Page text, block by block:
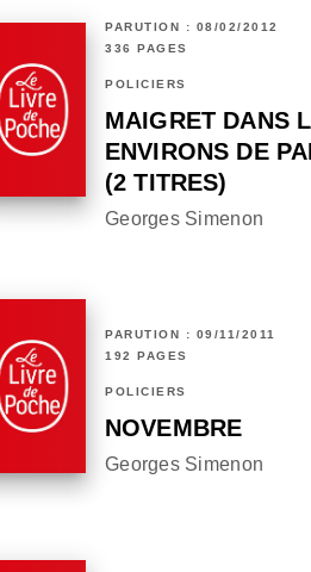
PARUTION : 08/02/2012
336 PAGES
POLICIERS
MAIGRET DANS
ENVIRONS DE
(2 TITRES)
Georges Simenon
PARUTION : 09/11/2011
192 PAGES
POLICIERS
NOVEMBRE
Georges Simenon